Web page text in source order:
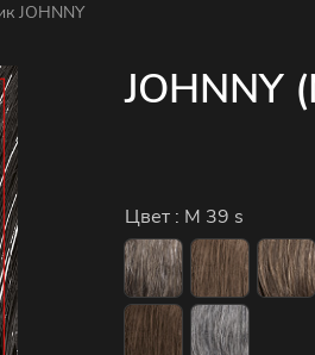
JOHNNY
JOHNNY
Цвет : M 39 s